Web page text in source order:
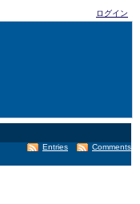
ログイン
Comments
Entries